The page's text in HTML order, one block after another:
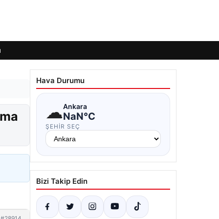
Hava Durumu
☁Ankara
NaN°C
ŞEHIR SEÇ
Bizi Takip Edin